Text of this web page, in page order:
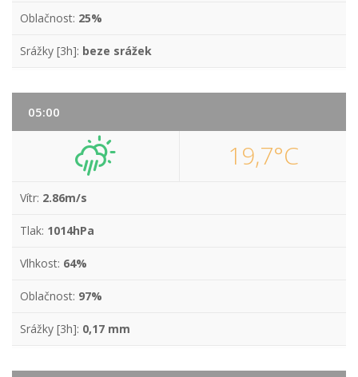
Oblačnost: 25%
Srážky [3h]: beze srážek
05:00
19,7°C
Vítr: 2.86m/s
Tlak: 1014hPa
Vlhkost: 64%
Oblačnost: 97%
Srážky [3h]: 0,17 mm